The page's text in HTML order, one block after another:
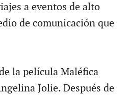
a eventos de alto
de comunicación que
la película Maléfica
Jolie. Después de